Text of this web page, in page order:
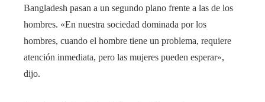
Bangladesh pasan a un segundo plano frente a las de los
hombres. «En nuestra sociedad dominada por los
hombres, cuando el hombre tiene un problema, requiere
atención inmediata, pero las mujeres pueden esperar»,
dijo.